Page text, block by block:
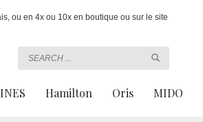
ou en 4x ou 10x en boutique ou sur le site
Hamilton Oris
MIDO